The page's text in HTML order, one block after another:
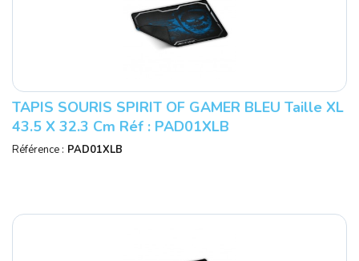
TAPIS SOURIS SPIRIT OF GAMER BLEU Taille XL
43.5 X 32.3 Cm Réf : PAD01XLB
Référence : PAD01XLB